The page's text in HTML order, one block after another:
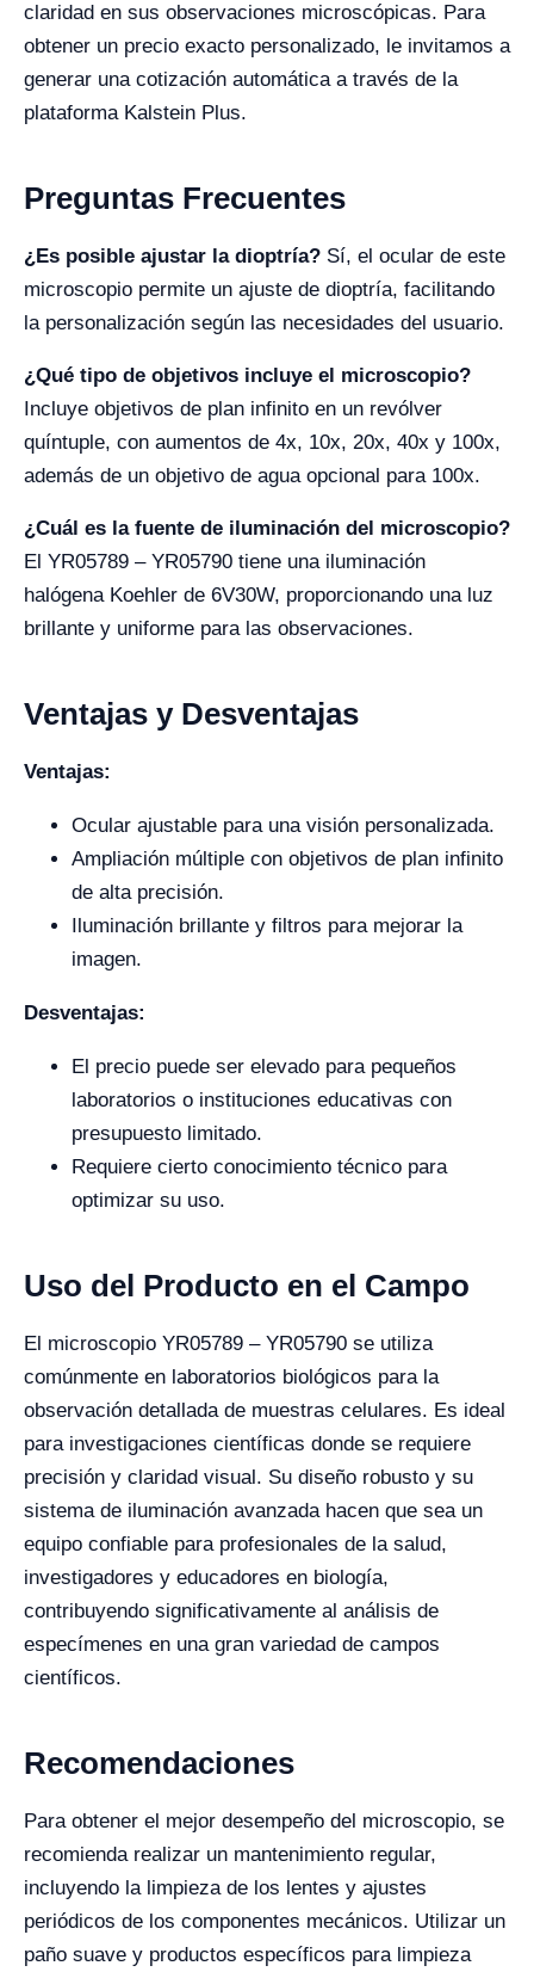
claridad en sus observaciones microscópicas. Para
obtener un precio exacto personalizado, le invitamos a
generar una cotización automática a través de la
plataforma Kalstein Plus.
Preguntas Frecuentes
¿Es posible ajustar la dioptría? Sí, el ocular de este
microscopio permite un ajuste de dioptría, facilitando
la personalización según las necesidades del usuario.
¿Qué tipo de objetivos incluye el microscopio?
Incluye objetivos de plan infinito en un revólver
quíntuple, con aumentos de 4x, 10x, 20x, 40x y 100x,
además de un objetivo de agua opcional para 100x.
¿Cuál es la fuente de iluminación del microscopio?
El YR05789 – YR05790 tiene una iluminación
halógena Koehler de 6V30W, proporcionando una luz
brillante y uniforme para las observaciones.
Ventajas y Desventajas
Ventajas:
Ocular ajustable para una visión personalizada.
Ampliación múltiple con objetivos de plan infinito
de alta precisión.
Iluminación brillante y filtros para mejorar la
imagen.
Desventajas:
El precio puede ser elevado para pequeños
laboratorios o instituciones educativas con
presupuesto limitado.
Requiere cierto conocimiento técnico para
optimizar su uso.
Uso del Producto en el Campo
El microscopio YR05789 – YR05790 se utiliza
comúnmente en laboratorios biológicos para la
observación detallada de muestras celulares. Es ideal
para investigaciones científicas donde se requiere
precisión y claridad visual. Su diseño robusto y su
sistema de iluminación avanzada hacen que sea un
equipo confiable para profesionales de la salud,
investigadores y educadores en biología,
contribuyendo significativamente al análisis de
especímenes en una gran variedad de campos
científicos.
Recomendaciones
Para obtener el mejor desempeño del microscopio, se
recomienda realizar un mantenimiento regular,
incluyendo la limpieza de los lentes y ajustes
periódicos de los componentes mecánicos. Utilizar un
paño suave y productos específicos para limpieza